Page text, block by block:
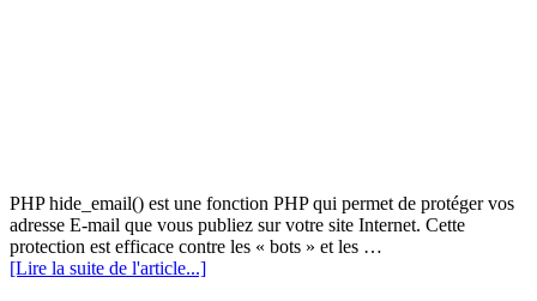
PHP hide_email() est une fonction PHP qui permet de protéger vos
adresse E-mail que vous publiez sur votre site Internet. Cette
protection est efficace contre les « bots » et les …
[Lire la suite de l'article...]